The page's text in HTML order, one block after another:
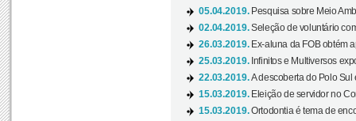
05.04.2019. Pesquisa sobre Meio
02.04.2019.Seleção de voluntário
26.03.2019. Ex-aluna da FOB obtém
25.03.2019. Infinitos e Multiversos
22.03.2019.A descoberta do Polo Sul
15.03.2019. Eleição de servidor no
15.03.2019.Ortodontia é tema de